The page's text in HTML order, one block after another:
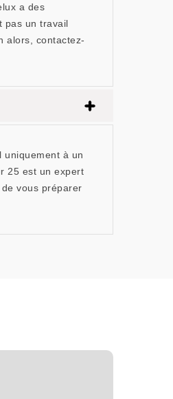
a des
pas un travail
alors, contactez-
uniquement à un
25 est un expert
vous préparer